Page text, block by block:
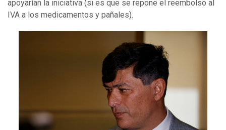
apoyarían la iniciativa (si es que se repone el reembolso al
IVA a los medicamentos y pañales).